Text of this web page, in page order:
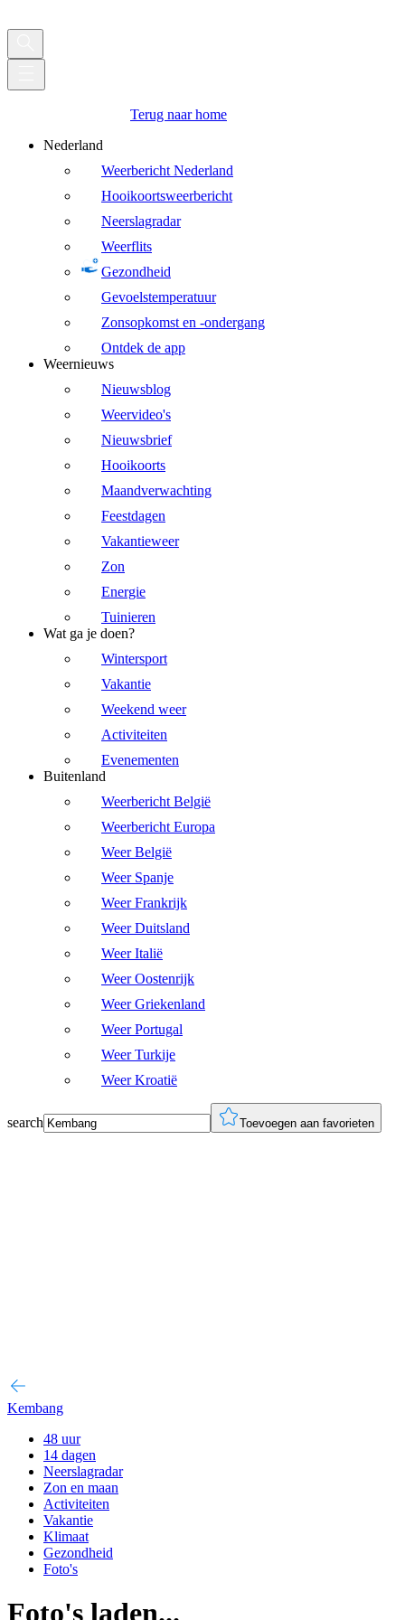
Terug naar home
Nederland
Weerbericht Nederland
Hooikoortsweerbericht
Neerslagradar
Weerflits
Gezondheid
Gevoelstemperatuur
Zonsopkomst en -ondergang
Ontdek de app
Weernieuws
Nieuwsblog
Weervideo's
Nieuwsbrief
Hooikoorts
Maandverwachting
Feestdagen
Vakantieweer
Zon
Energie
Tuinieren
Wat ga je doen?
Wintersport
Vakantie
Weekend weer
Activiteiten
Evenementen
Buitenland
Weerbericht België
Weerbericht Europa
Weer België
Weer Spanje
Weer Frankrijk
Weer Duitsland
Weer Italië
Weer Oostenrijk
Weer Griekenland
Weer Portugal
Weer Turkije
Weer Kroatië
search Toevoegen aan favorieten
Kembang
48 uur
14 dagen
Neerslagradar
Zon en maan
Activiteiten
Vakantie
Klimaat
Gezondheid
Foto's
Foto's laden...